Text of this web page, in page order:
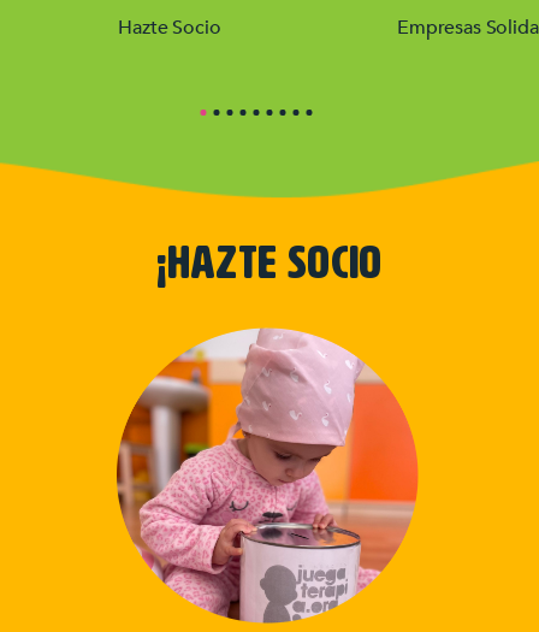
Hazte Socio Empresas
¡HAZTE SOCIO